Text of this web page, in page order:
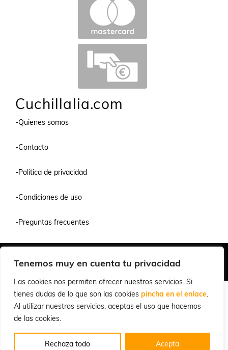
Tenemos muy en cuenta tu privacidad
Las cookies nos permiten ofrecer nuestros servicios. Si
tienes dudas de lo que son las cookies pincha en el enlace.
Al utilizar nuestros servicios, aceptas el uso que hacemos
de las cookies.
Rechaza todo Acepta
Cuchillalia.com
-Quienes somos
-Contacto
-Política de privacidad
-Condiciones de uso
-Preguntas frecuentes
© 2026 Cuchillalia.com